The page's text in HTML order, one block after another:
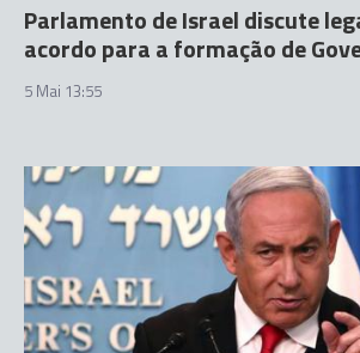
Parlamento de Israel discute
acordo para a formação de
5 Mai 13:55